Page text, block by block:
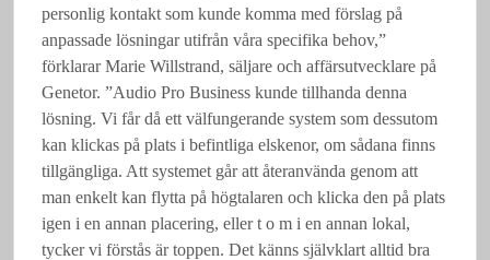
personlig kontakt som kunde komma med förslag på
anpassade lösningar utifrån våra specifika behov,”
förklarar Marie Willstrand, säljare och affärsutvecklare på
Genetor. ”Audio Pro Business kunde tillhanda denna
lösning. Vi får då ett välfungerande system som dessutom
kan klickas på plats i befintliga elskenor, om sådana finns
tillgängliga. Att systemet går att återanvända genom att
man enkelt kan flytta på högtalaren och klicka den på plats
igen i en annan placering, eller t o m i en annan lokal,
tycker vi förstås är toppen. Det känns självklart alltid bra